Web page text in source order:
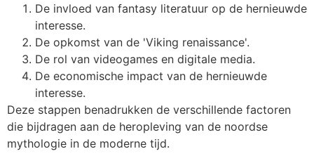
De invloed van fantasy literatuur op de hernieuwde
interesse.
De opkomst van de 'Viking renaissance'.
De rol van videogames en digitale media.
De economische impact van de hernieuwde
interesse.
Deze stappen benadrukken de verschillende factoren
die bijdragen aan de heropleving van de noordse
mythologie in de moderne tijd.